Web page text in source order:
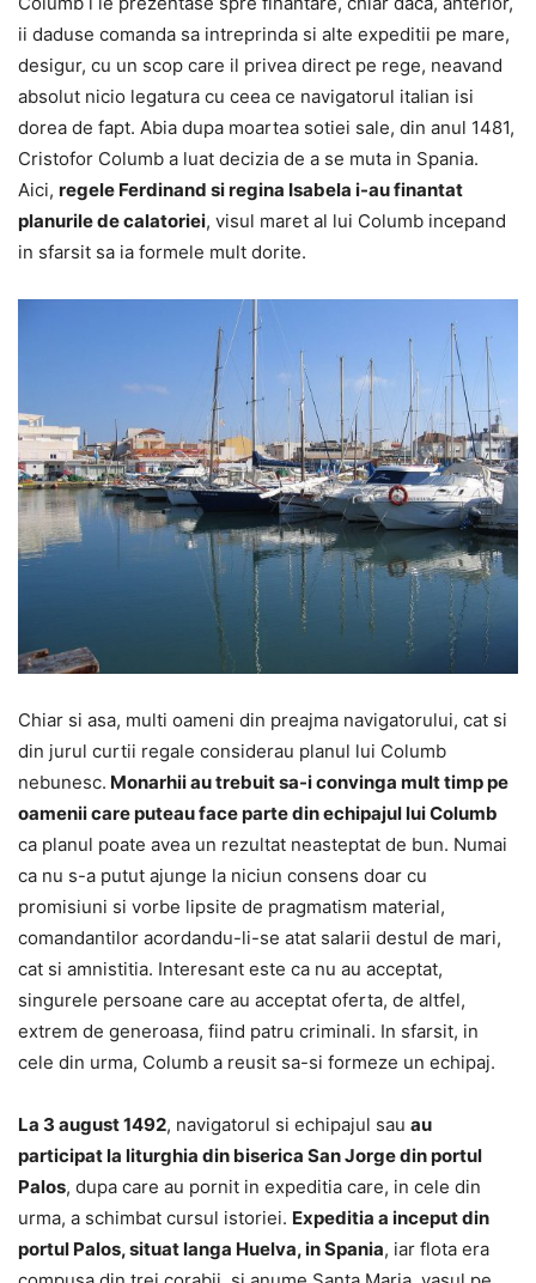
ii daduse comanda sa intreprinda si alte expeditii pe mare,
desigur, cu un scop care il privea direct pe rege, neavand
absolut nicio legatura cu ceea ce navigatorul italian isi
dorea de fapt. Abia dupa moartea sotiei sale, din anul 1481,
Cristofor Columb a luat decizia de a se muta in Spania.
Aici, regele Ferdinand si regina Isabela i-au finantat
planurile de calatoriei, visul maret al lui Columb incepand
in sfarsit sa ia formele mult dorite.
Chiar si asa, multi oameni din preajma navigatorului, cat si
din jurul curtii regale considerau planul lui Columb
nebunesc. Monarhii au trebuit sa-i convinga mult timp pe
oamenii care puteau face parte din echipajul lui Columb
ca planul poate avea un rezultat neasteptat de bun. Numai
ca nu s-a putut ajunge la niciun consens doar cu
promisiuni si vorbe lipsite de pragmatism material,
comandantilor acordandu-li-se atat salarii destul de mari,
cat si amnistitia. Interesant este ca nu au acceptat,
singurele persoane care au acceptat oferta, de altfel,
extrem de generoasa, fiind patru criminali. In sfarsit, in
cele din urma, Columb a reusit sa-si formeze un echipaj.
La 3 august 1492, navigatorul si echipajul sau au
participat la liturghia din biserica San Jorge din portul
Palos, dupa care au pornit in expeditia care, in cele din
urma, a schimbat cursul istoriei. Expeditia a inceput din
portul Palos, situat langa Huelva, in Spania, iar flota era